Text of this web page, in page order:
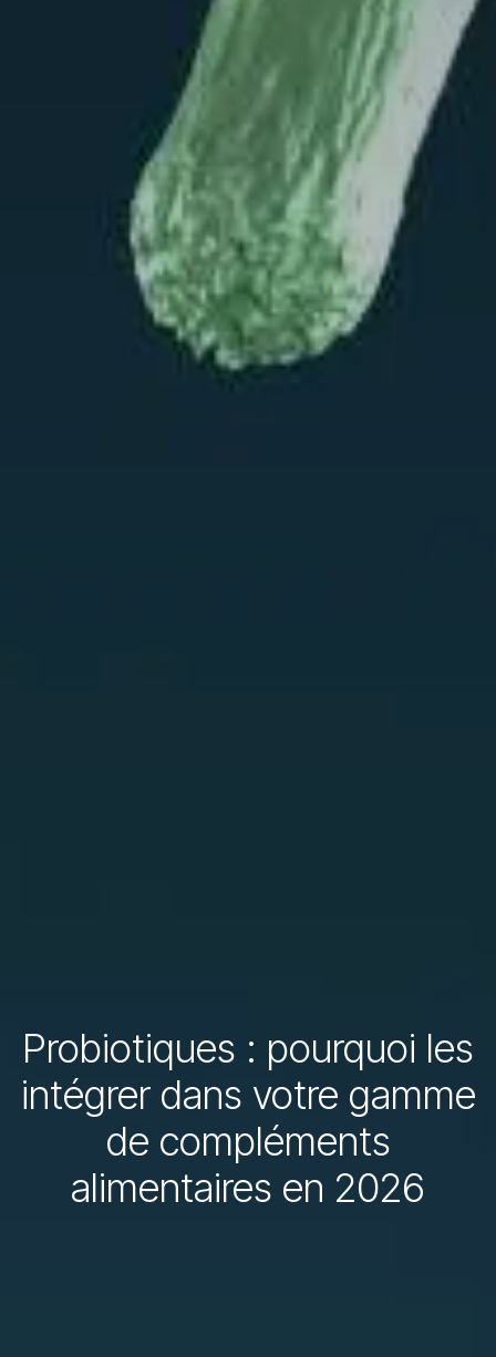
Probiotiques : pourquoi les
intégrer dans votre gamme
de compléments
alimentaires en 2026